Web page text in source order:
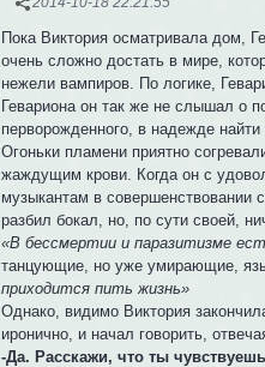
Пока Виктория осматривала дом,
очень сложно достать в мире,
нежели вампиров. По логике,
Гевариона он так же не слышал о
перворожденного, в надежде
Огоньки пламени приятно
жаждущим крови. Когда он с
музыкантам в совершенствовании
разбил бокал, но, по сути своей,
«В бессмертии и паразитизме
танцующие, но уже умирающие,
приходится пить жизнь»
Однако, видимо Виктория
иронично, и начал говорить,
-Да. Расскажи, что ты